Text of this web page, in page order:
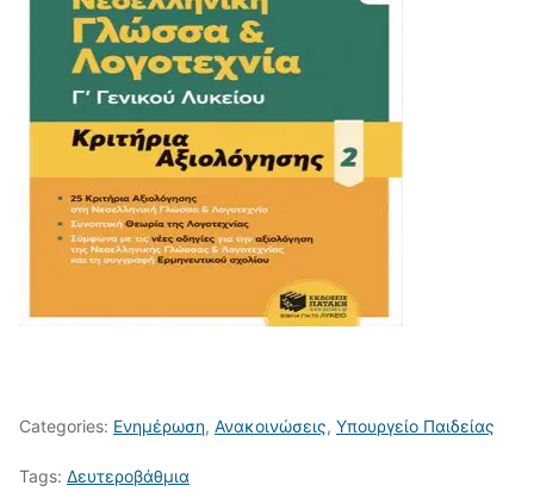
Categories: Ενημέρωση, Ανακοινώσεις, Υπουργείο Παιδείας
Tags: Δευτεροβάθμια